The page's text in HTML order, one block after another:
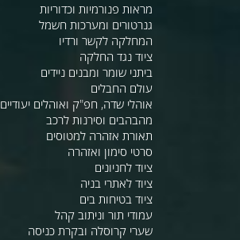
מראות פנורמיות וכדוריות
גנרטורים ומערכות חשמל
המחלקה לקשר ורדיו
ציוד נגד החלקה
ביתני שומר ומבנים ניידים
עולם החבלים
אוהלי שדה, חפ"ק ואוהלים יעודיים
מהבהבים וסירנות לרכב
תאורת אזהרה למטוסים
סרטי סימון ואזהרה
ציוד לחניונים
ציוד לאתרי בניה
ציוד בטיחות בים
עמודי תור וניתוב קהל
שערי קרוסלה ובקרת כניסה